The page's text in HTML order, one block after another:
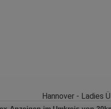
Hannover - Ladies